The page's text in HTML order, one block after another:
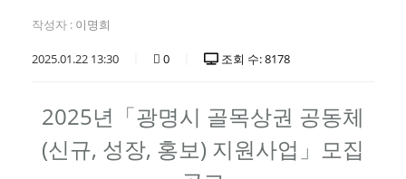
작성자 : 이명희
2025.01.22 13:30 0 조회 수: 8178
2025년「광명시 골목상권 공동체
(신규, 성장, 홍보) 지원사업」모집